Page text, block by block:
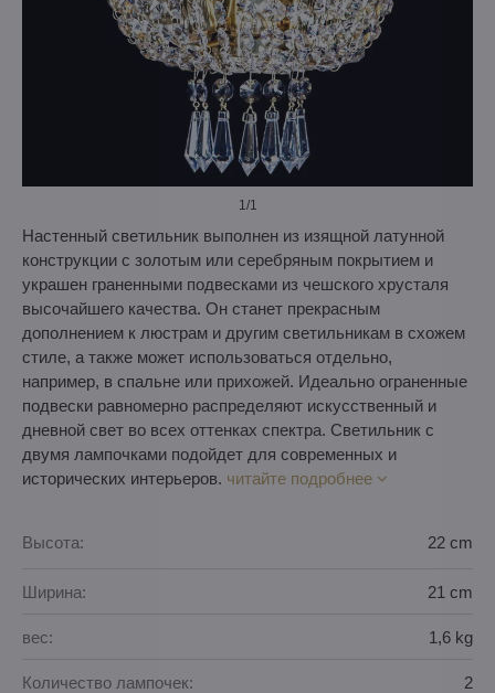
1/1
Настенный светильник выполнен из изящной латунной
конструкции с золотым или серебряным покрытием и
украшен граненными подвесками из чешского хрусталя
высочайшего качества. Он станет прекрасным
дополнением к люстрам и другим светильникам в схожем
стиле, а также может использоваться отдельно,
например, в спальне или прихожей. Идеально ограненные
подвески равномерно распределяют искусственный и
дневной свет во всех оттенках спектра. Светильник с
двумя лампочками подойдет для современных и
исторических интерьеров. читайте подробнее
Высота: 22 cm
Ширина: 21 cm
вес: 1,6 kg
Количество лампочек: 2